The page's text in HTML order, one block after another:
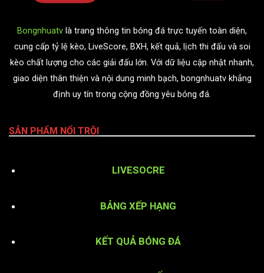
Bongnhuatv là trang thông tin bóng đá trực tuyến toàn diện,
cung cấp tỷ lệ kèo, LiveScore, BXH, kết quả, lịch thi đấu và soi
kèo chất lượng cho các giải đấu lớn. Với dữ liệu cập nhật nhanh,
giao diện thân thiện và nội dung minh bạch, bongnhuatv khẳng
định uy tín trong cộng đồng yêu bóng đá.
SẢN PHẨM NỔI TRỘI
LIVESOCRE
BẢNG XẾP HẠNG
KẾT QUẢ BÓNG ĐÁ